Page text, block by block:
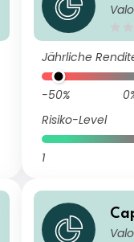
Jährliche
-50%
Risiko-Level
1